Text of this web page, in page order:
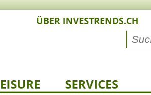
ÜBER INVESTRENDS.CH
SERVICES